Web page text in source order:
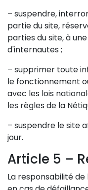
– suspendre,
partie du site,
parties du site, à
d'internautes ;
– supprimer toute
le fonctionnement
avec les lois
les règles de la
– suspendre le site
jour.
Article 5 –
La responsabilité